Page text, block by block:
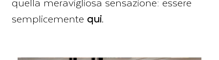
semplicemente qui.